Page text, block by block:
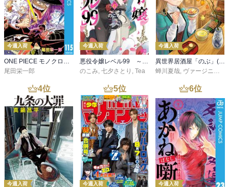
今週入荷
ONE PIECE モノクロ版 115
尾田栄一郎
今週入荷
悪役令嬢レベル99 ～私は裏ボスですが魔王ではありません～ その６
のこみ, 七夕さとり , Tea
今週入荷
異世界居酒屋「のぶ」(22)
蝉川夏哉, ヴァージニア二等兵
4位
今週入荷
5位
今週入荷
6位
今週入荷